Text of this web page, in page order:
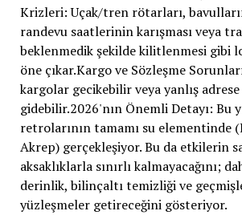
Krizleri: Uçak/tren rötarları,
randevu saatlerinin karışması veya
beklenmedik şekilde kilitlenmesi gibi
öne çıkar.Kargo ve Sözleşme
kargolar gecikebilir veya yanlış adrese
gidebilir.2026'nın Önemli Detayı: Bu
retrolarının tamamı su elementinde
Akrep) gerçekleşiyor. Bu da etkilerin
aksaklıklarla sınırlı kalmayacağını;
derinlik, bilinçaltı temizliği ve
yüzleşmeler getireceğini gösteriyor.